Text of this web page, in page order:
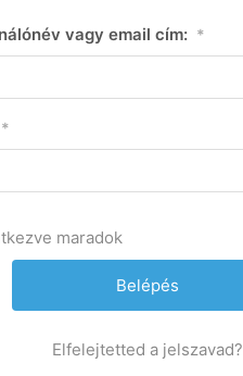
vagy email cím: *
*
maradok
Elfelejtetted a jelszavad?